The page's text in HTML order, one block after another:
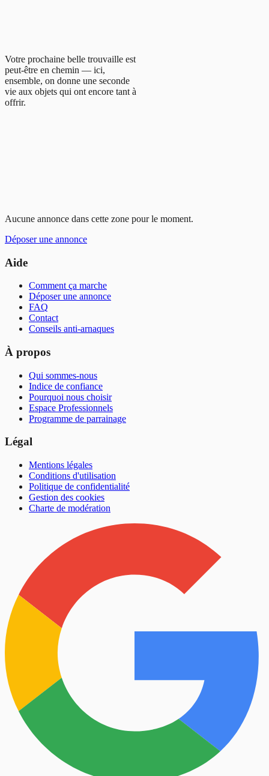
Votre prochaine belle trouvaille est
peut-être en chemin — ici,
ensemble, on donne une seconde
vie aux objets qui ont encore tant à
offrir.
Aucune annonce dans cette zone pour le moment.
Déposer une annonce
Aide
Comment ça marche
Déposer une annonce
FAQ
Contact
Conseils anti-arnaques
À propos
Qui sommes-nous
Indice de confiance
Pourquoi nous choisir
Espace Professionnels
Programme de parrainage
Légal
Mentions légales
Conditions d'utilisation
Politique de confidentialité
Gestion des cookies
Charte de modération